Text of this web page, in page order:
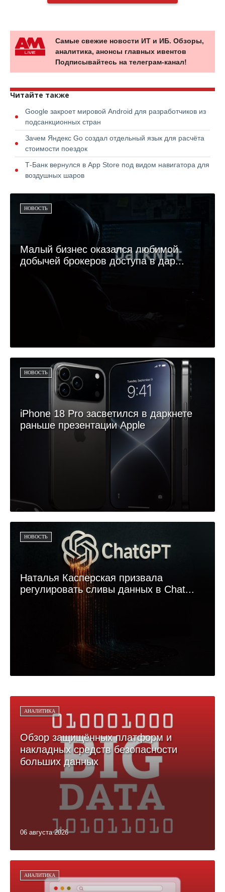
Самые свежие новости ИТ и ИБ. Обзоры,
аналитика, анонсы главных ивентов
Подписывайтесь на телеграм-канал!
Читайте также
Google закроет мировой Android для разработчиков из
подсанкционных стран
Зачем Яндекс Go создал отдельный язык для расчёта
стоимости поездок
Т-Банк вернулся в App Store под видом навигатора для
воздушных шаров
НОВОСТЬ
Малый бизнес оказался любимой
добычей брокеров доступа в дар...
НОВОСТЬ
iPhone 18 Pro засветился в даркнете
раньше презентации Apple
НОВОСТЬ
Наталья Касперская призвала
регулировать сливы данных в Chat...
АНАЛИТИКА
Обзор защищённых платформ и
накладных средств безопасности
больших данных
06 августа 2026
АНАЛИТИКА